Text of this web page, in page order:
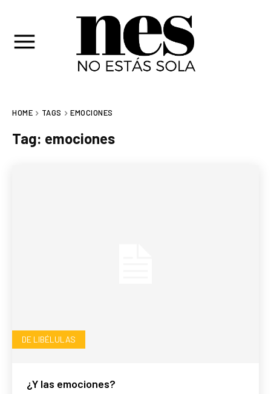
HOME TAGS EMOCIONES
Tag: emociones
DE LIBÉLULAS
¿Y las emociones?